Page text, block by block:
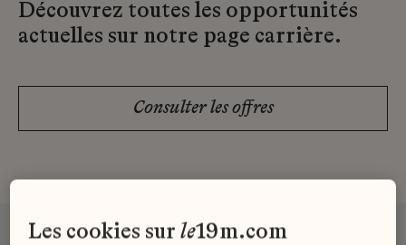
Découvrez toutes les opportunités
actuelles sur notre page carrière.
Consulter les offres
les cookies surle19m.com